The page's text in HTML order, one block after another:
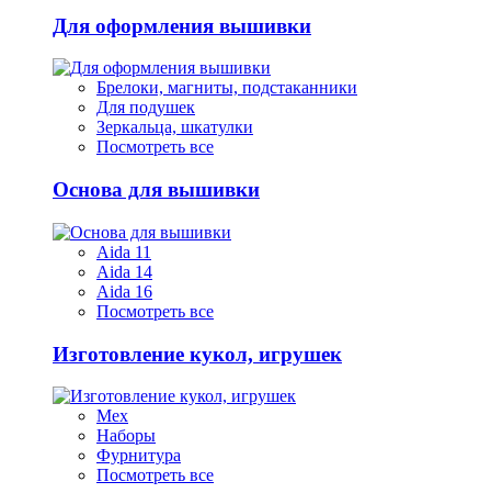
Для оформления вышивки
Брелоки, магниты, подстаканники
Для подушек
Зеркальца, шкатулки
Посмотреть все
Основа для вышивки
Aida 11
Aida 14
Aida 16
Посмотреть все
Изготовление кукол, игрушек
Мех
Наборы
Фурнитура
Посмотреть все